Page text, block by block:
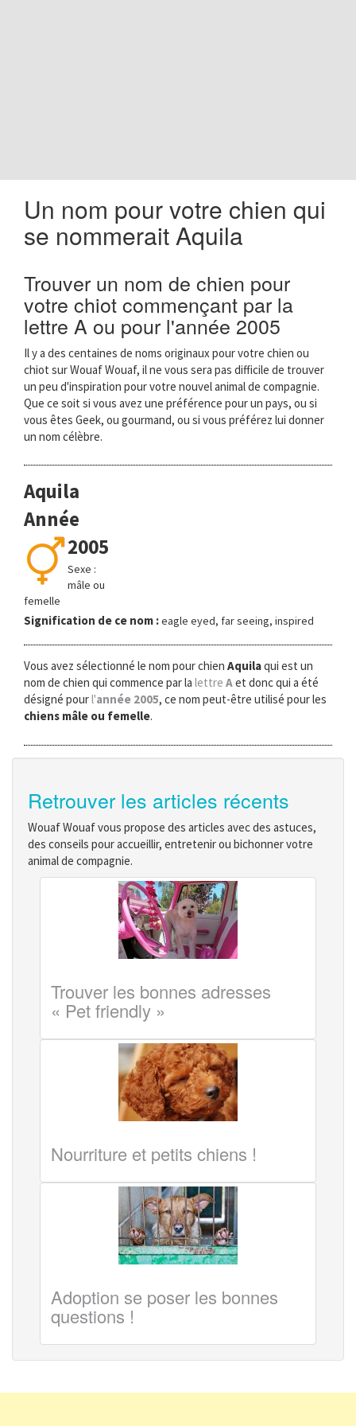
Un nom pour votre chien qui
se nommerait Aquila
Trouver un nom de chien pour
votre chiot commençant par la
lettre A ou pour l'année 2005
Il y a des centaines de noms originaux pour votre chien ou
chiot sur Wouaf Wouaf, il ne vous sera pas difficile de trouver
un peu d'inspiration pour votre nouvel animal de compagnie.
Que ce soit si vous avez une préférence pour un pays, ou si
vous êtes Geek, ou gourmand, ou si vous préférez lui donner
un nom célèbre.
Aquila
Année
2005
Sexe :
mâle ou
femelle
Signification de ce nom :eagle eyed, far seeing, inspired
Vous avez sélectionné le nom pour chien Aquilaqui est un
nom de chien qui commence par la lettre Aet donc qui a été
désigné pourl'année 2005, ce nom peut-être utilisé pour les
chiens mâle ou femelle.
Retrouver les articles récents
Wouaf Wouaf vous propose des articles avec des astuces,
des conseils pour accueillir, entretenir ou bichonner votre
animal de compagnie.
Trouver les bonnes adresses
« Pet friendly »
Nourriture et petits chiens !
Adoption se poser les bonnes
questions !